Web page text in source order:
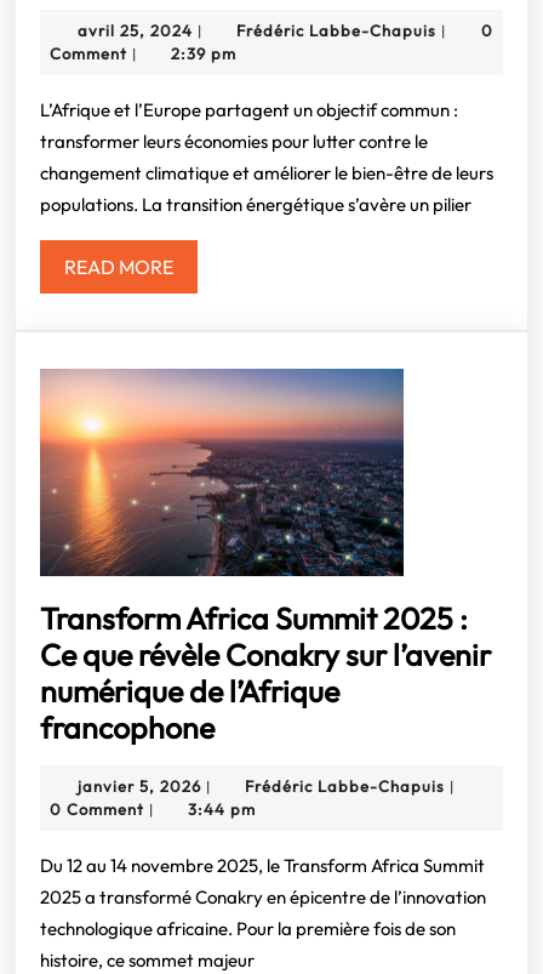
Afrique
les
entrepreneurs
français
du
secteur
de
l’énergie
durable
:
Innover
pour
une
transition
énergétique
juste
et
inclusive
avril 25, 2024 avril
25,
| Frédéric Labbe-Chapuis Frédéric
|
0
Comment | 2:39 pm
L’Afrique et l’Europe partagent un objectif commun :
transformer leurs économies pour lutter contre le
changement climatique et améliorer le bien-être de leurs
populations. La transition énergétique s’avère un pilier
READ MOREREAD
MORE
Transform Africa Summit 2025 :
Ce que révèle Conakry sur l’avenir
numérique de l’Afrique
francophoneTransform
Summit
:
Ce
que
janvier 5, 2026janvier
5,
| Frédéric Labbe-Chapuis Frédéric
|
0 Comment | 3:44 pm
Du 12 au 14 novembre 2025, le Transform Africa Summit
2025 a transformé Conakry en épicentre de l’innovation
technologique africaine. Pour la première fois de son
histoire, ce sommet majeur